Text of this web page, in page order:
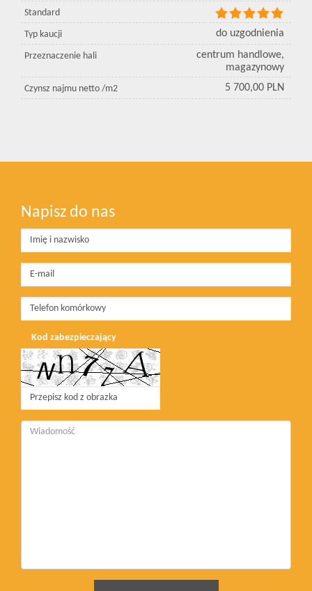
Standard
Typ kaucji do uzgodnienia
Przeznaczenie hali
centrum handlowe,
magazynowy
Czynsz najmu netto /m2 5 700,00 PLN
Napisz do nas
Kod zabezpieczający